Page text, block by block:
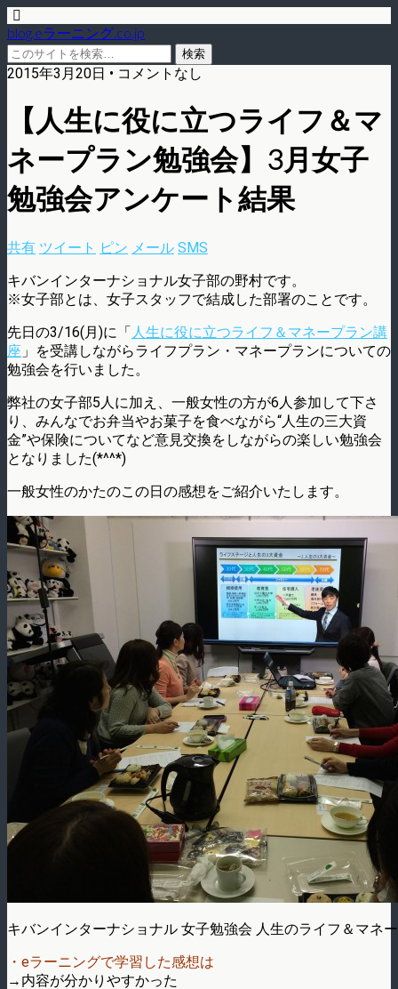
blog.eラーニング.co.jp
2015年3月20日 • コメントなし
【人生に役に立つライフ＆マ
ネープラン勉強会】3月女子
勉強会アンケート結果
共有 ツイート ピン メール SMS
キバンインターナショナル女子部の野村です。
※女子部とは、女子スタッフで結成した部署のことです。
先日の3/16(月)に「人生に役に立つライフ＆マネープラン講
座 」を受講しながらライフプラン・マネープランについての
勉強会を行いました。
弊社の女子部5人に加え、一般女性の方が6人参加して下さ
り、みんなでお弁当やお菓子を食べながら“人生の三大資
金”や保険についてなど意見交換をしながらの楽しい勉強会
となりました(*^^*)
一般女性のかたのこの日の感想をご紹介いたします。
キバンインターナショナル 女子勉強会 人生のライフ＆マネ
・eラーニングで学習した感想は
→内容が分かりやすかった